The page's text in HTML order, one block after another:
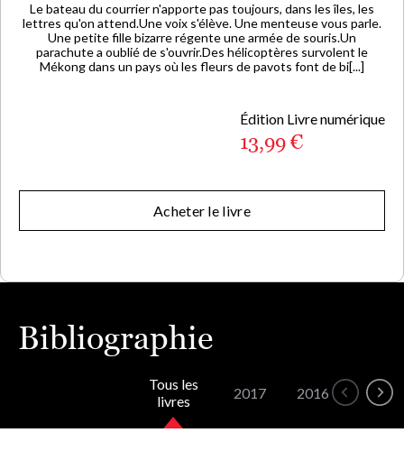
Le bateau du courrier n'apporte pas toujours, dans les îles, les
lettres qu'on attend.Une voix s'élève. Une menteuse vous parle.
Une petite fille bizarre régente une armée de souris.Un
parachute a oublié de s'ouvrir.Des hélicoptères survolent le
Mékong dans un pays où les fleurs de pavots font de bi[...]
Édition Livre numérique
13,99 €
Acheter le livre
Bibliographie
Tous les
livres
2017 2016 2002